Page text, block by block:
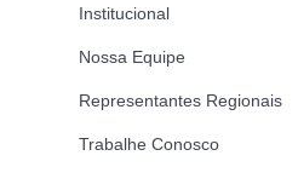
Institucional
Nossa Equipe
Representantes Regionais
Trabalhe Conosco